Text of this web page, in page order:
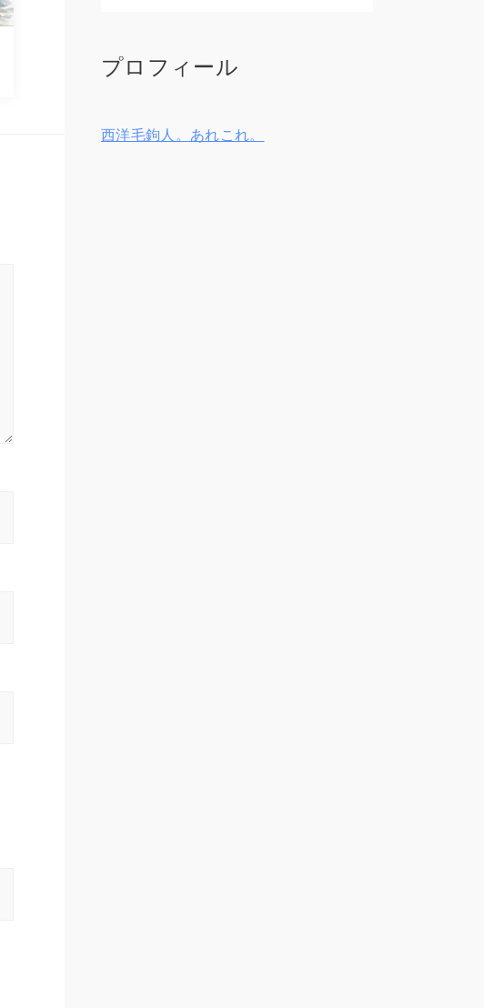
プロフィール
西洋毛鉤人。あれこれ。